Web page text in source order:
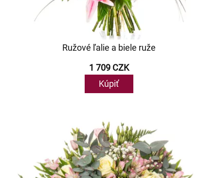
Ružové ľalie a biele ruže
1 709 CZK
Kúpiť